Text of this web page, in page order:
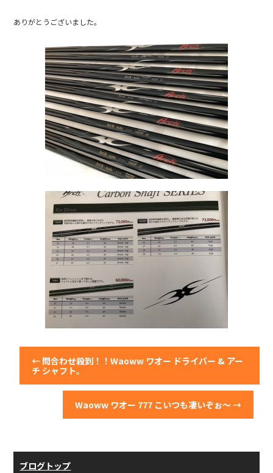
ありがとうございました。
← 問合わせ殺到！！Waoww ワオー ドライバー & アー
チ シャフト。
Waoww ワオー 777 こいつも凄いぞぉ～→
ブログトップ